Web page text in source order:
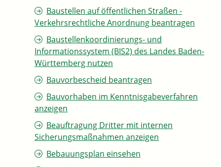
Baustellen auf öffentlichen Straßen -
Verkehrsrechtliche Anordnung beantragen
Baustellenkoordinierungs- und
Informationssystem (BIS2) des Landes Baden-
Württemberg nutzen
Bauvorbescheid beantragen
Bauvorhaben im Kenntnisgabeverfahren
anzeigen
Beauftragung Dritter mit internen
Sicherungsmaßnahmen anzeigen
Bebauungsplan einsehen